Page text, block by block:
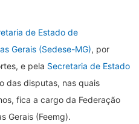
de Estado de
Gerais (Sedese-MG), por
e pela Secretaria de Estado
das disputas, nas quais
fica a cargo da Federação
Gerais (Feemg).